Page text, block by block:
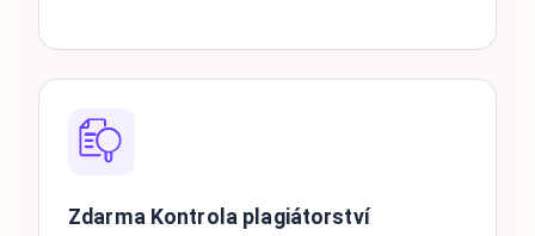
Zdarma Kontrola plagiátorství